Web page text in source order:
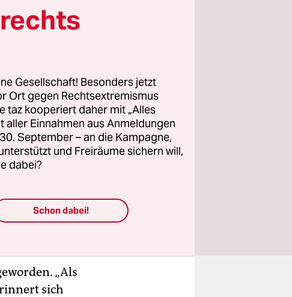
entwickelt.
auch.
vom
die
Flüchtlinge.
Stefan Selke
einer
als
„Als
sich
Gesellschaft! Besonders jetzt
Ort gegen Rechtsextremismus
taz kooperiert daher mit „Alles
aller Einnahmen aus Anmeldungen
September – an die Kampagne,
und Freiräume sichern will,
dabei?
Schon dabei!